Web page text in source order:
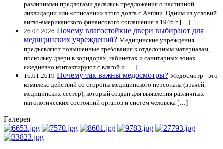
различными предлогами делались предложения о частичной
ликвидации или «списании» этого долга с Англии. Одним из условий
англо-американского финансового соглашения в 1946 г. […]
26.04.2026 Почему влагостойкие двери выбирают для
медицинских учреждений? Медицинские учреждения
предъявляют повышенные требования к отделочным материалам,
поскольку двери в коридорах, кабинетах и санитарных зонах
ежедневно контактируют с влагой и […]
16.01.2019 Почему так важны медосмотры? Медосмотр - это
комплекс действий со стороны медицинского персонала (врачей,
медицинских сестёр), который создан для выявления различных
патологических состояний органов и систем человека […]
Галерея